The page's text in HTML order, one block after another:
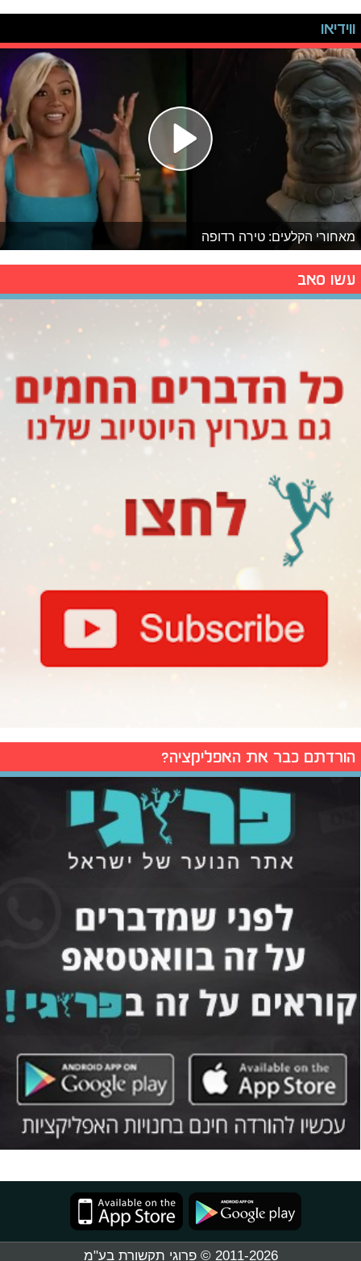
ווידיאו
מאחורי הקלעים: טירה רדופה
עשו סאב
הורדתם כבר את האפליקציה?
2011-2026 © פרוגי תקשורת בע"מ